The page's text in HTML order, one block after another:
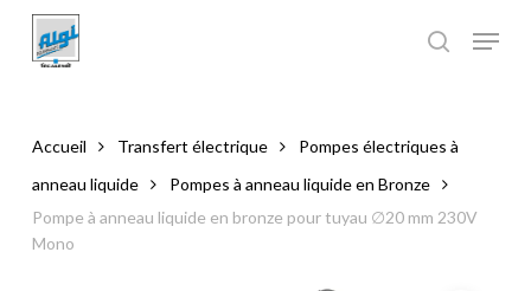
main
Accueil Transfert électrique
Pompes électriques à
anneau liquide
Pompes à anneau liquide en Bronze
Pompe à anneau liquide en bronze pour tuyau ∅20 mm 230V
Mono